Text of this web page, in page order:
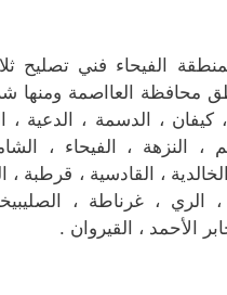
الفيحاء فني تصليح
محافظة العااصمة ومنها
، كيفان ، الدسمة ، الدعية ،
، النزهة ، الفيحاء ،
الخالدية ، القادسية ، قرطبة
الري ، غرناطة ،
الأحمد ، القيروان .